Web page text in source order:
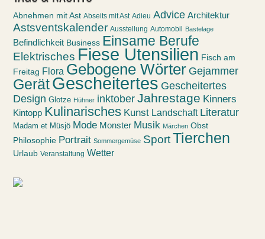
Abnehmen mit Ast Abseits mit Ast Adieu Advice Architektur
Astsventskalender Ausstellung Automobil Bastelage
Befindlichkeit Business Einsame Berufe
Elektrisches Fiese Utensilien Fisch am
Freitag Flora Gebogene Wörter Gejammer
GerätGescheitertes Gescheitertes
Design Glotze Hühner inktober Jahrestage Kinners
Kintopp Kulinarisches Kunst Landschaft Literatur
Madam et Müsjö Mode Monster Musik Märchen Obst
Philosophie Portrait Sommergemüse SportTierchen
Urlaub Veranstaltung Wetter